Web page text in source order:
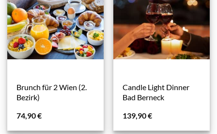
Brunch für 2 Wien (2.
Bezirk)
74,90€
Candle Light Dinner
Bad Berneck
139,90€